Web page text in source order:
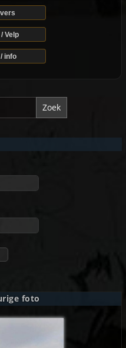
Velp
info
foto